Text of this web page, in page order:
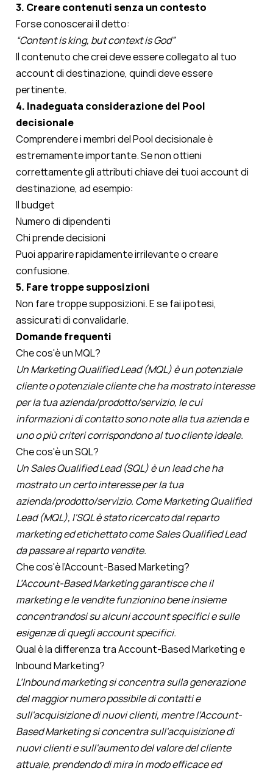
3. Creare contenuti senza un contesto
Forse conoscerai il detto:
“Content is king, but context is God”
Il contenuto che crei deve essere collegato al tuo
account di destinazione, quindi deve essere
pertinente.
4. Inadeguata considerazione del Pool
decisionale
Comprendere i membri del Pool decisionale è
estremamente importante. Se non ottieni
correttamente gli attributi chiave dei tuoi account di
destinazione, ad esempio:
Il budget
Numero di dipendenti
Chi prende decisioni
Puoi apparire rapidamente irrilevante o creare
confusione.
5. Fare troppe supposizioni
Non fare troppe supposizioni. E se fai ipotesi,
assicurati di convalidarle.
Domande frequenti
Che cos'è un MQL?
Un Marketing Qualified Lead (MQL) è un potenziale
cliente o potenziale cliente che ha mostrato interesse
per la tua azienda/prodotto/servizio, le cui
informazioni di contatto sono note alla tua azienda e
uno o più criteri corrispondono al tuo cliente ideale.
Che cos'è un SQL?
Un Sales Qualified Lead (SQL) è un lead che ha
mostrato un certo interesse per la tua
azienda/prodotto/servizio. Come Marketing Qualified
Lead (MQL), l'SQL è stato ricercato dal reparto
marketing ed etichettato come Sales Qualified Lead
da passare al reparto vendite.
Che cos'è l’Account-Based Marketing?
L’Account-Based Marketing garantisce che il
marketing e le vendite funzionino bene insieme
concentrandosi su alcuni account specifici e sulle
esigenze di quegli account specifici.
Qual è la differenza tra Account-Based Marketing e
Inbound Marketing?
L’Inbound marketing si concentra sulla generazione
del maggior numero possibile di contatti e
sull'acquisizione di nuovi clienti, mentre l’Account-
Based Marketing si concentra sull'acquisizione di
nuovi clienti e sull'aumento del valore del cliente
attuale, prendendo di mira in modo efficace ed